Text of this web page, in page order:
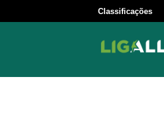
Classificações